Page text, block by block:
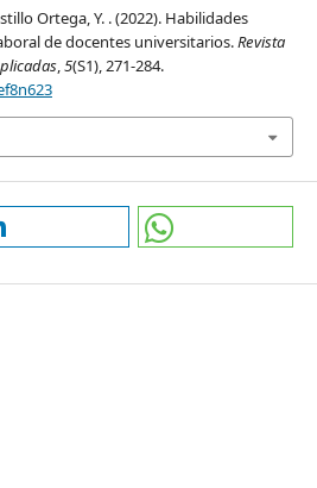
Ortega, Y. . (2022). Habilidades
de docentes universitarios.Revista
,5(S1), 271-284.